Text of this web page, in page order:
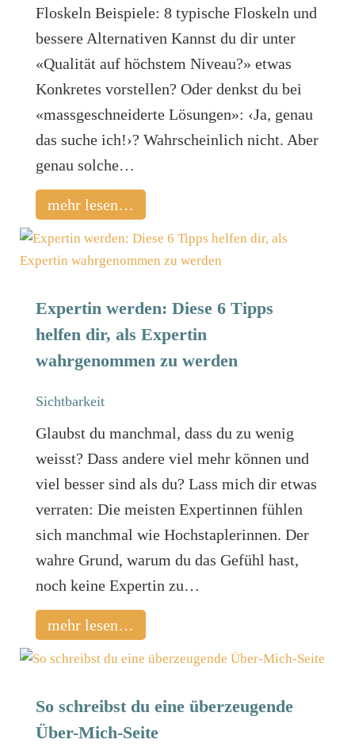
Floskeln Beispiele: 8 typische Floskeln und
bessere Alternativen Kannst du dir unter
«Qualität auf höchstem Niveau?» etwas
Konkretes vorstellen? Oder denkst du bei
«massgeschneiderte Lösungen»: ‹Ja, genau
das suche ich!›? Wahrscheinlich nicht. Aber
genau solche…
mehr lesen…
Expertin werden: Diese 6 Tipps
helfen dir, als Expertin
wahrgenommen zu werden
Sichtbarkeit
Glaubst du manchmal, dass du zu wenig
weisst? Dass andere viel mehr können und
viel besser sind als du? Lass mich dir etwas
verraten: Die meisten Expertinnen fühlen
sich manchmal wie Hochstaplerinnen. Der
wahre Grund, warum du das Gefühl hast,
noch keine Expertin zu…
mehr lesen…
So schreibst du eine überzeugende
Über-Mich-Seite